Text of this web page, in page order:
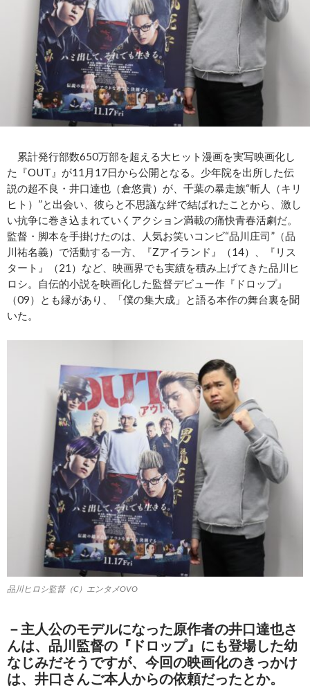
累計発行部数650万部を超える大ヒット漫画を実写映画化し
た『OUT』が11月17日から公開となる。少年院を出所した伝
説の超不良・井口達也（倉悠貴）が、千葉の暴走族“斬人（キリ
ヒト）”と出会い、彼らと不思議な絆で結ばれたことから、激し
い抗争に巻き込まれていくアクション満載の痛快青春活劇だ。
監督・脚本を手掛けたのは、人気お笑いコンビ“品川庄司”（品
川祐名義）で活動する一方、『Zアイランド』（14）、『リス
タート』（21）など、映画界でも実績を積み上げてきた品川ヒ
ロシ。自伝的小説を映画化した監督デビュー作『ドロップ』
（09）とも縁があり、「僕の集大成」と語る本作の舞台裏を聞
いた。
品川ヒロシ監督（C）エンタメOVO
－主人公のモデルになった原作者の井口達也さ
んは、品川監督の『ドロップ』にも登場した幼
なじみだそうですが、今回の映画化のきっかけ
は、井口さんご本人からの依頼だったとか。